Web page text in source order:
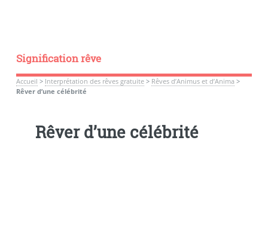
Signification rêve
Accueil > Interprétation des rêves gratuite> Rêves d’Animus et d’Anima >
Rêver d’une célébrité
Rêver d’une célébrité